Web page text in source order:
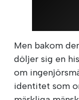
Men bakom
döljer sig en
om
identitet som